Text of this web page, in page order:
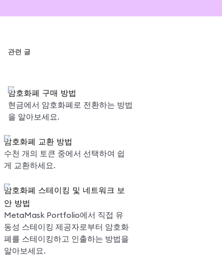
관련 글
암호화폐 구매 방법
현금에서 암호화폐로 전환하는 방법
을 알아보세요.
암호화폐 교환 방법
수천 개의 토큰 중에서 선택하여 쉽
게 교환하세요.
암호화폐 스테이킹 및 네트워크 보
안 방법
MetaMask Portfolio에서 직접 유
동성 스테이킹 제공자로부터 암호화
폐를 스테이킹하고 인출하는 방법을
알아보세요.